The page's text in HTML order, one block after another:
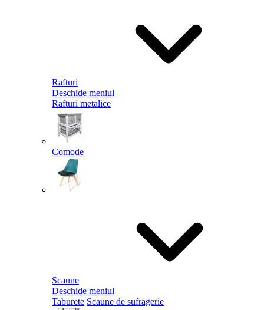
Rafturi
Deschide meniul
Rafturi metalice
Comode
Scaune
Deschide meniul
Taburete Scaune de sufragerie